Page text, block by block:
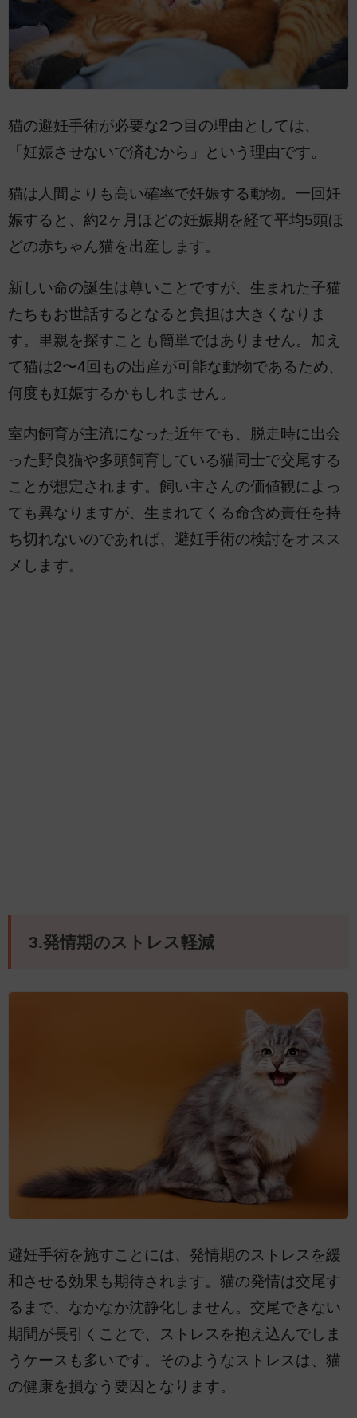
猫の避妊手術が必要な2つ目の理由としては、
「妊娠させないで済むから」という理由です。
猫は人間よりも高い確率で妊娠する動物。一回妊
娠すると、約2ヶ月ほどの妊娠期を経て平均5頭ほ
どの赤ちゃん猫を出産します。
新しい命の誕生は尊いことですが、生まれた子猫
たちもお世話するとなると負担は大きくなりま
す。里親を探すことも簡単ではありません。加え
て猫は2〜4回もの出産が可能な動物であるため、
何度も妊娠するかもしれません。
室内飼育が主流になった近年でも、脱走時に出会
った野良猫や多頭飼育している猫同士で交尾する
ことが想定されます。飼い主さんの価値観によっ
ても異なりますが、生まれてくる命含め責任を持
ち切れないのであれば、避妊手術の検討をオスス
メします。
3.発情期のストレス軽減
避妊手術を施すことには、発情期のストレスを緩
和させる効果も期待されます。猫の発情は交尾す
るまで、なかなか沈静化しません。交尾できない
期間が長引くことで、ストレスを抱え込んでしま
うケースも多いです。そのようなストレスは、猫
の健康を損なう要因となります。